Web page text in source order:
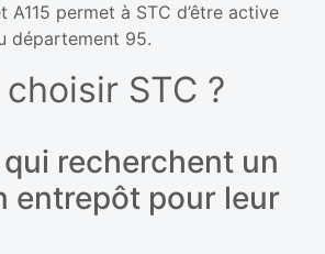
A115 permet à STC d’être active
département 95.
STC ?
recherchent un
entrepôt pour leur